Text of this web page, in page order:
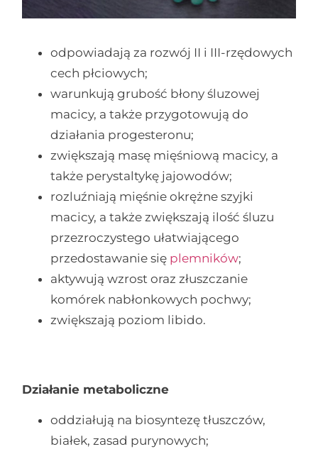
odpowiadają za rozwój II i III-rzędowych
cech płciowych;
warunkują grubość błony śluzowej
macicy, a także przygotowują do
działania progesteronu;
zwiększają masę mięśniową macicy, a
także perystaltykę jajowodów;
rozluźniają mięśnie okrężne szyjki
macicy, a także zwiększają ilość śluzu
przezroczystego ułatwiającego
przedostawanie się plemników;
aktywują wzrost oraz złuszczanie
komórek nabłonkowych pochwy;
zwiększają poziom libido.
Działanie metaboliczne
oddziałują na biosyntezę tłuszczów,
białek, zasad purynowych;